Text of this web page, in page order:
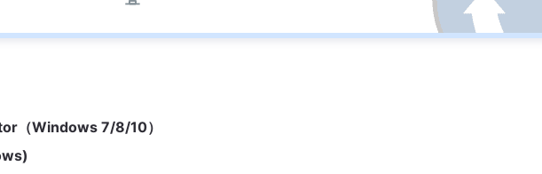
（Windows 7/8/10）